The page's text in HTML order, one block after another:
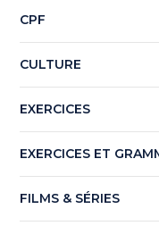
CPF
CULTURE
EXERCICES
EXERCICES ET
FILMS & SÉRIES